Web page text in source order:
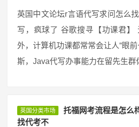
英国中文论坛r言语代写求问怎么
写，疯球了 谷歌搜寻【功课君】
外，计算机功课都常常会让人“眼
斯，Java代写办事能力在留先生群
英国分类市场
托福网考流程是怎么
找代考不